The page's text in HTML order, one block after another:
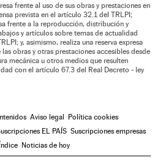
frente al uso de sus obras y prestaciones en
prevista en el artículo 32.1 del TRLPI;
frente a la reproducción, distribución y
y artículos sobre temas de actualidad
y, asimismo, realiza una reserva expresa
obras y otras prestaciones accesibles desde
mecánica u otros medios que resulten
con el artículo 67.3 del Real Decreto - ley
Aviso legal Política cookies
EL PAÍS Suscripciones empresas
Índice Noticias de hoy